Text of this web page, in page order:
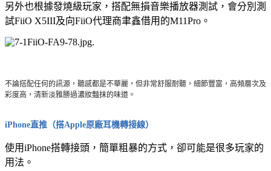
另外也根據發燒級玩家，搭配無損音樂播放器測試，會分別測
試FiiO X5III及向FiiO代理商聿鑫借用的M11Pro。
.
不論搭配任何的訊源，聽感都是不華麗，但非常舒服耐聽，細節豐富，高頻層次及
彩度高，清新淡雅勝過濃妝豔抹的味道。
iPhone直推（搭Apple原廠耳機轉接線）
使用iPhone搭轉接頭，簡單粗暴的方式，卻可能是很多玩家的
用法。